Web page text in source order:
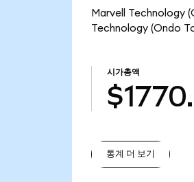
Marvell Technology
Technology (Ondo
시가총액
통계 더 보기